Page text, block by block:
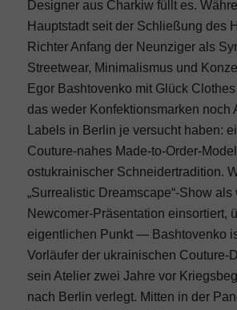
Designer aus Charkiw füllt es.
Hauptstadt seit der Schließung des
Richter Anfang der Neunziger als
Streetwear, Minimalismus und
Egor Bashtovenko mit Glück
das weder Konfektionsmarken noch
Labels in Berlin je versucht haben:
Couture-nahes Made-to-Order-
ostukrainischer Schneidertradition.
„Surrealistic Dreamscape“-Show als
Newcomer-Präsentation einsortiert,
eigentlichen Punkt — Bashtovenko
Vorläufer der ukrainischen Couture-
sein Atelier zwei Jahre vor
nach Berlin verlegt. Mitten in der